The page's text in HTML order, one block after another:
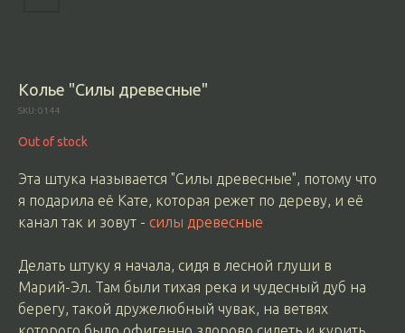
Колье "Силы древесные"
SKU:0144
Out of stock
Эта штука называется "Силы древесные", потому что
я подарила её Кате, которая режет по дереву, и её
канал так и зовут - силы древесные
Делать штуку я начала, сидя в лесной глуши в
Марий-Эл. Там были тихая река и чудесный дуб на
берегу, такой дружелюбный чувак, на ветвях